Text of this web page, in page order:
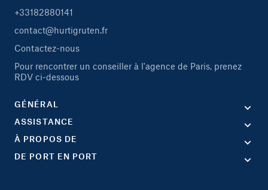
+33182880141
contact@hurtigruten.fr
Contactez-nous
Pour rencontrer un conseiller à l'agence de Paris, prenez
RDV ci-dessous
GÉNÉRAL
ASSISTANCE
À PROPOS DE
DE PORT EN PORT